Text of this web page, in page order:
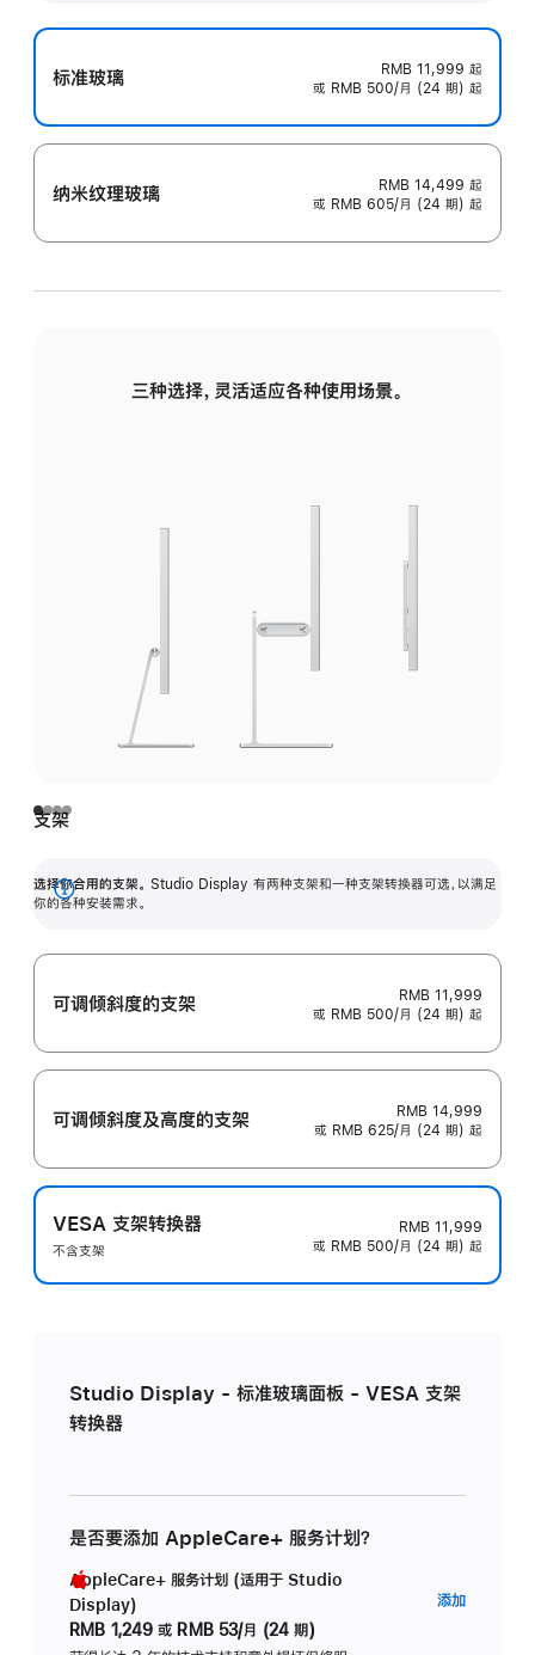
标准玻璃 RMB 11,999 起
或 RMB 500/月 (24 期) 起
纳米纹理玻璃 RMB 14,499 起
或 RMB 605/月 (24 期) 起
三种选择，灵活适应各种使用场景。
支架
选择你合用的支架。 Studio Display 有两种支架和一种支架转换器可选，以满足
你的各种安装需求。
展
可调倾斜度的支架
RMB 11,999
或 RMB 500/月 (24 期) 起
可调倾斜度及高‍度的支‍架
RMB 14,999
或 RMB 625/月 (24 期) 起
VESA 支架转换器
不含支架
RMB 11,999
或 RMB 500/月 (24 期) 起
Studio Display - 标准玻璃面板 - VESA 支架
转换器
是否要添加 AppleCare+ 服务计划？
AppleCare+ 服务计划 (适用于 Studio
Display)
RMB 1,249 或 RMB 53/月 (24 期)
添加